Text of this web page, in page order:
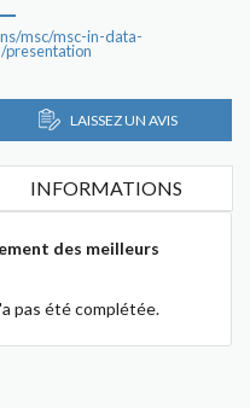
msc/msc-in-data-
LAISSEZ UN AVIS
INFORMATIONS
des meilleurs
pas été complétée.